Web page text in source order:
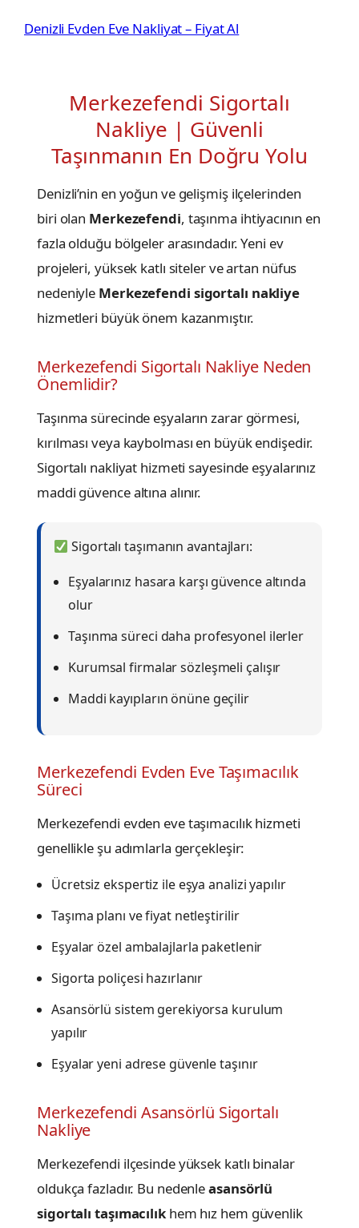
Denizli Evden Eve Nakliyat – Fiyat Al
Merkezefendi Sigortalı
Nakliye | Güvenli
Taşınmanın En Doğru Yolu
Denizli’nin en yoğun ve gelişmiş ilçelerinden
biri olan Merkezefendi, taşınma ihtiyacının en
fazla olduğu bölgeler arasındadır. Yeni ev
projeleri, yüksek katlı siteler ve artan nüfus
nedeniyle Merkezefendi sigortalı nakliye
hizmetleri büyük önem kazanmıştır.
Merkezefendi Sigortalı Nakliye Neden
Önemlidir?
Taşınma sürecinde eşyaların zarar görmesi,
kırılması veya kaybolması en büyük endişedir.
Sigortalı nakliyat hizmeti sayesinde eşyalarınız
maddi güvence altına alınır.
Sigortalı taşımanın avantajları:
Eşyalarınız hasara karşı güvence altında
olur
Taşınma süreci daha profesyonel ilerler
Kurumsal firmalar sözleşmeli çalışır
Maddi kayıpların önüne geçilir
Merkezefendi Evden Eve Taşımacılık
Süreci
Merkezefendi evden eve taşımacılık hizmeti
genellikle şu adımlarla gerçekleşir:
Ücretsiz ekspertiz ile eşya analizi yapılır
Taşıma planı ve fiyat netleştirilir
Eşyalar özel ambalajlarla paketlenir
Sigorta poliçesi hazırlanır
Asansörlü sistem gerekiyorsa kurulum
yapılır
Eşyalar yeni adrese güvenle taşınır
Merkezefendi Asansörlü Sigortalı
Nakliye
Merkezefendi ilçesinde yüksek katlı binalar
oldukça fazladır. Bu nedenleasansörlü
sigortalı taşımacılıkhem hız hem güvenlik